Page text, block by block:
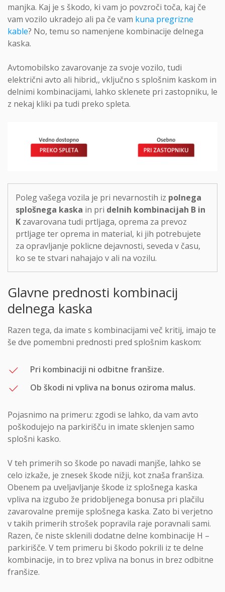
manjka. Kaj je s škodo, ki vam jo povzroči toča, kaj če
vam vozilo ukradejo ali pa če vam kuna pregrizne
kable? No, temu so namenjene kombinacije delnega
kaska.
Avtomobilsko zavarovanje za svoje vozilo, tudi
električni avto ali hibrid,, vključno s splošnim kaskom in
delnimi kombinacijami, lahko sklenete pri zastopniku, le
z nekaj kliki pa tudi preko spleta.
Poleg vašega vozila je pri nevarnostih iz polnega
splošnega kaska in pri delnih kombinacijah B in
K zavarovana tudi prtljaga, oprema za prevoz
prtljage ter oprema in material, ki jih potrebujete
za opravljanje poklicne dejavnosti, seveda v času,
ko se te stvari nahajajo v ali na vozilu.
Glavne prednosti kombinacij
delnega kaska
Razen tega, da imate s kombinacijami več kritij, imajo te
še dve pomembni prednosti pred splošnim kaskom:
Pri kombinaciji ni odbitne franšize.
Ob škodi ni vpliva na bonus oziroma malus.
Pojasnimo na primeru: zgodi se lahko, da vam avto
poškodujejo na parkirišču in imate sklenjen samo
splošni kasko.
V teh primerih so škode po navadi manjše, lahko se
celo izkaže, je znesek škode nižji, kot znaša franšiza.
Obenem pa uveljavljanje škode iz splošnega kaska
vpliva na izgubo že pridobljenega bonusa pri plačilu
zavarovalne premije splošnega kaska. Zato bi verjetno
v takih primerih strošek popravila raje poravnali sami.
Razen, če niste sklenili dodatne delne kombinacije H –
parkirišče. V tem primeru bi škodo pokrili iz te delne
kombinacije, in to brez vpliva na bonus in brez odbitne
franšize.